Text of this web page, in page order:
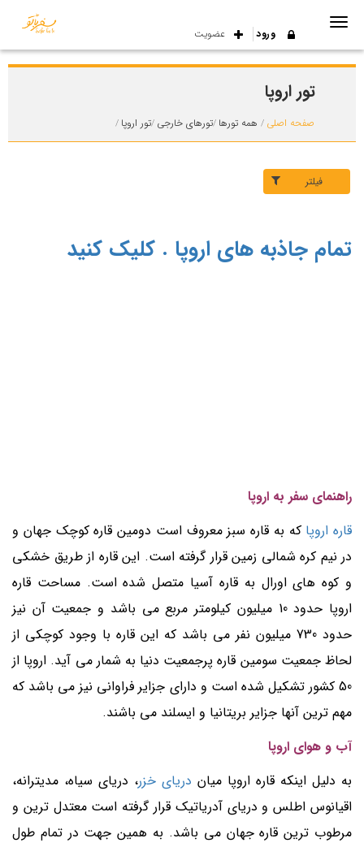
ورود عضویت
تور اروپا
صفحه اصلی همه تورها تورهای خارجی تور اروپا
فیلتر
تمام جاذبه های اروپا . کلیک کنید
راهنمای سفر به اروپا
قاره اروپا که به قاره سبز معروف است دومین قاره کوچک جهان و
در نیم کره شمالی زمین قرار گرفته است. این قاره از طریق خشکی
و کوه های اورال به قاره آسیا متصل شده است. مساحت قاره
اروپا حدود 10 میلیون کیلومتر مربع می باشد و جمعیت آن نیز
حدود 730 میلیون نفر می باشد که این قاره با وجود کوچکی از
لحاظ جمعیت سومین قاره پرجمعیت دنیا به شمار می آید. اروپا از
50 کشور تشکیل شده است و دارای جزایر فراوانی نیز می باشد که
مهم ترین آنها جزایر بریتانیا و ایسلند می باشند.
آب و هوای اروپا
به دلیل اینکه قاره اروپا میان دریای خزر، دریای سیاه، مدیترانه،
اقیانوس اطلس و دریای آدریاتیک قرار گرفته است معتدل ترین و
مرطوب ترین قاره جهان می باشد. به همین جهت در تمام طول